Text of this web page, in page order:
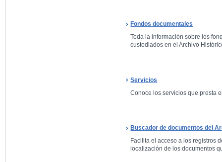
Fondos documentales
Toda la información sobre los
custodiados en el Archivo
Servicios
Conoce los servicios que presta
Buscador de documentos del
Facilita el acceso a los registros
localización de los documentos